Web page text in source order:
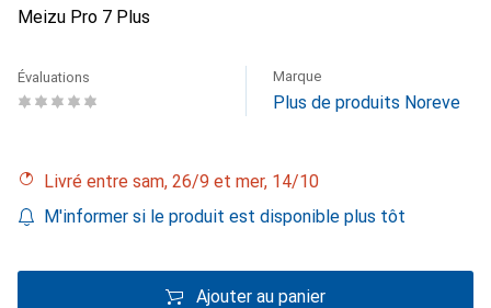
Meizu Pro 7 Plus
Évaluations Marque
Plus de produits Noreve
Livré entre sam, 26/9 et mer, 14/10
M'informer si le produit est disponible plus tôt
Ajouter au panier